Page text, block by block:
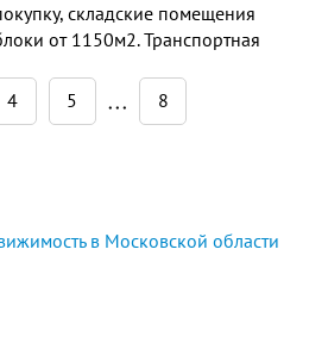
складские помещения
от 1150м2. Транспортная
Москвы - 30 минут; А-107
- Международный
(рабочая) Шаг кол...
4 5 • • • 8
в Московской области